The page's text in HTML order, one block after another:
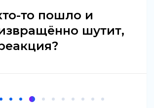
то пошло и
шутит,